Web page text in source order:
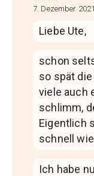
7. Dezember
Liebe Ute,
schon
so spät
viele auch
schlimm,
Eigentlich
schnell
Ich habe